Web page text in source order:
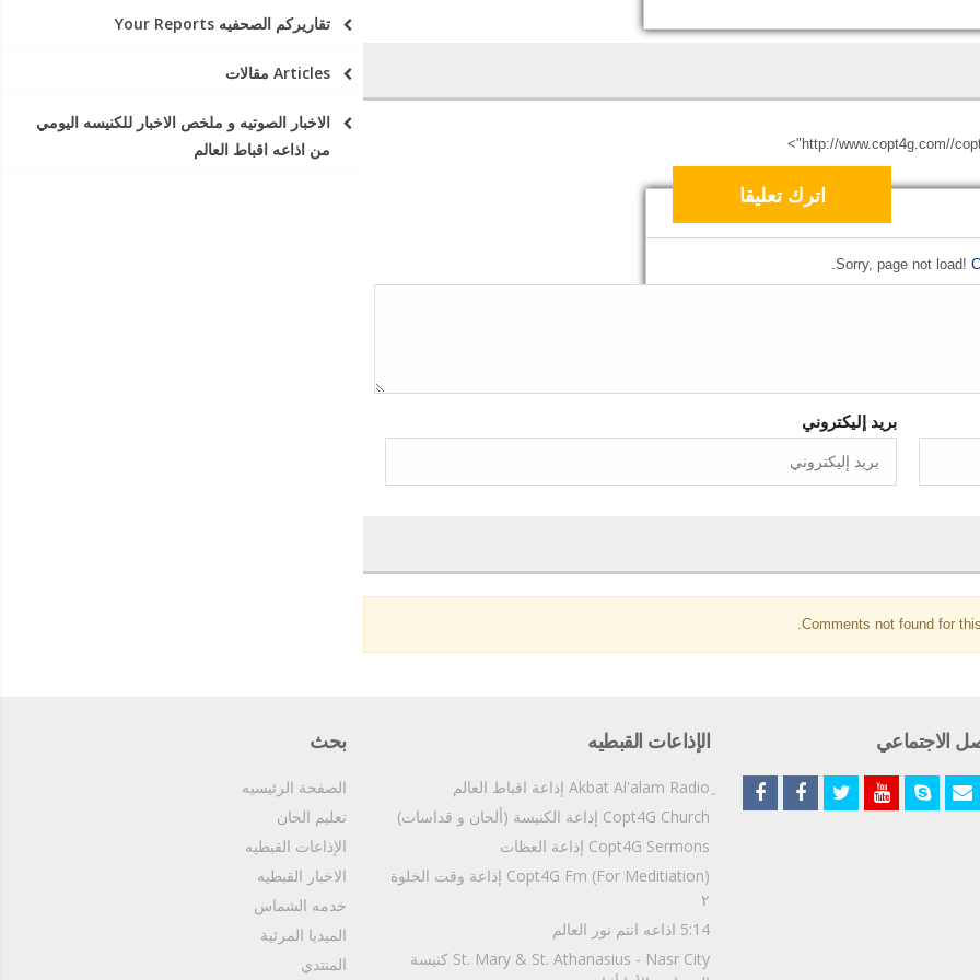
تقاريركم الصحفيه Your Reports
Articles مقالات
الاخبار الصوتيه و ملخص الاخبار للكنيسه اليومي
من اذاعه اقباط العالم
Sorry, page not load!
http://www.copt4g.com//
بريد إليكتروني
Comments not found for
بحث
الصفحة الرئيسيه
تعليم الحان
الإذاعات القبطيه
الاخبار القبطيه
خدمه الشماس
الميديا المرئية
المنتدي
الإذاعات القبطيه
Copt4G Church إذاعة الكنيسة (ألحان و قداسات)
Copt4G Sermons إذاعة العظات
Copt4G Fm (For Meditiation) إذاعة وقت الخلوة
٢
5:14 اذاعه انتم نور العالم
St. Mary & St. Athanasius - Nasr City كنيسة
الاجتماعي